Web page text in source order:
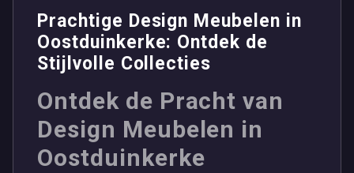
Prachtige Design Meubelen in
Oostduinkerke: Ontdek de
Stijlvolle Collecties
Ontdek de Pracht van
Design Meubelen in
Oostduinkerke